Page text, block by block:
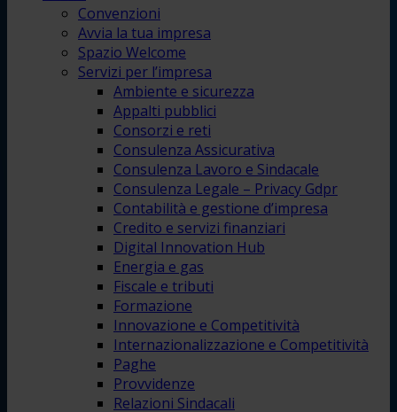
Convenzioni
Avvia la tua impresa
Spazio Welcome
Servizi per l’impresa
Ambiente e sicurezza
Appalti pubblici
Consorzi e reti
Consulenza Assicurativa
Consulenza Lavoro e Sindacale
Consulenza Legale – Privacy Gdpr
Contabilità e gestione d’impresa
Credito e servizi finanziari
Digital Innovation Hub
Energia e gas
Fiscale e tributi
Formazione
Innovazione e Competitività
Internazionalizzazione e Competitività
Paghe
Provvidenze
Relazioni Sindacali